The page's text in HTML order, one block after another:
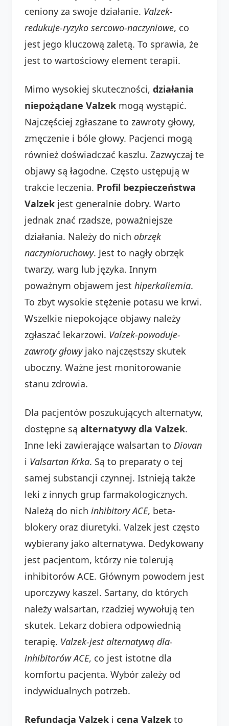
ceniony za swoje działanie. Valzek-
redukuje-ryzyko sercowo-naczyniowe, co
jest jego kluczową zaletą. To sprawia, że
jest to wartościowy element terapii.
Mimo wysokiej skuteczności, działania
niepożądane Valzek mogą wystąpić.
Najczęściej zgłaszane to zawroty głowy,
zmęczenie i bóle głowy. Pacjenci mogą
również doświadczać kaszlu. Zazwyczaj te
objawy są łagodne. Często ustępują w
trakcie leczenia. Profil bezpieczeństwa
Valzek jest generalnie dobry. Warto
jednak znać rzadsze, poważniejsze
działania. Należy do nich obrzęk
naczynioruchowy. Jest to nagły obrzęk
twarzy, warg lub języka. Innym
poważnym objawem jest hiperkaliemia.
To zbyt wysokie stężenie potasu we krwi.
Wszelkie niepokojące objawy należy
zgłaszać lekarzowi. Valzek-powoduje-
zawroty głowyjako najczęstszy skutek
uboczny. Ważne jest monitorowanie
stanu zdrowia.
Dla pacjentów poszukujących alternatyw,
dostępne są alternatywy dla Valzek.
Inne leki zawierające walsartan to Diovan
i Valsartan Krka. Są to preparaty o tej
samej substancji czynnej. Istnieją także
leki z innych grup farmakologicznych.
Należą do nich inhibitory ACE, beta-
blokery oraz diuretyki. Valzek jest często
wybierany jako alternatywa. Dedykowany
jest pacjentom, którzy nie tolerują
inhibitorów ACE. Głównym powodem jest
uporczywy kaszel. Sartany, do których
należy walsartan, rzadziej wywołują ten
skutek. Lekarz dobiera odpowiednią
terapię. Valzek-jest alternatywą dla-
inhibitorów ACE, co jest istotne dla
komfortu pacjenta. Wybór zależy od
indywidualnych potrzeb.
Refundacja Valzek i cena Valzek to